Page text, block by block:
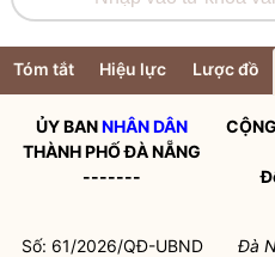
Tóm tắt Hiệu lực Lược đồ
ỦY BANNHÂN DÂN
THÀNH PHỐ ĐÀ NẴNG
-------
Số: 61/2026/QĐ-UBND Đà